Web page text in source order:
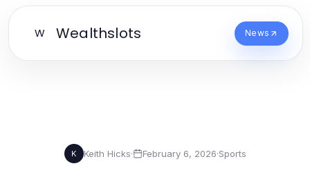
W Wealthslots News
K Keith Hicks· February 6, 2026·Sports